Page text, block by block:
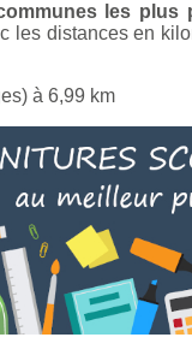
les plus
les distances en
à 6,99 km